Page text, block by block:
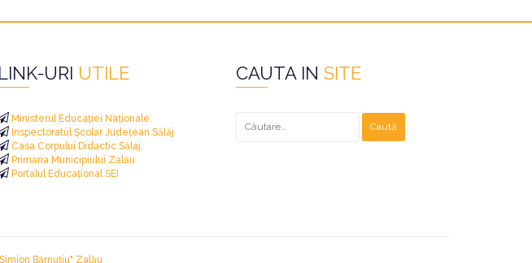
LINK-URI UTILE
Ministerul Educației Naționale
Inspectoratul Școlar Județean Sălaj
Casa Corpului Didactic Sălaj.
Primăria Municipiului Zalău
Portalul Educațional SEI
CAUTA IN SITE
după:
Bărnuțiu" Zalău